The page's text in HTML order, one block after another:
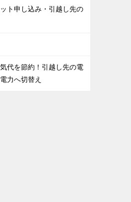
ト申し込み・引越し先の
代を節約！引越し先の電
力へ切替え